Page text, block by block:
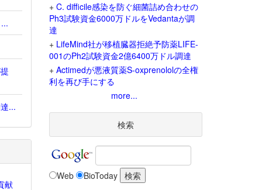
...
献
+ C. difficile感染を防ぐ細菌詰め合わせの
Ph3試験資金6000万ドルをVedantaが調
達
+ LifeMind社が移植臓器拒絶予防薬LIFE-
001のPh2試験資金2億6400万ドル調達
+ Actimedが悪液質薬S-oxprenololの全権
利を再び手にする
more...
検索
Web BioToday